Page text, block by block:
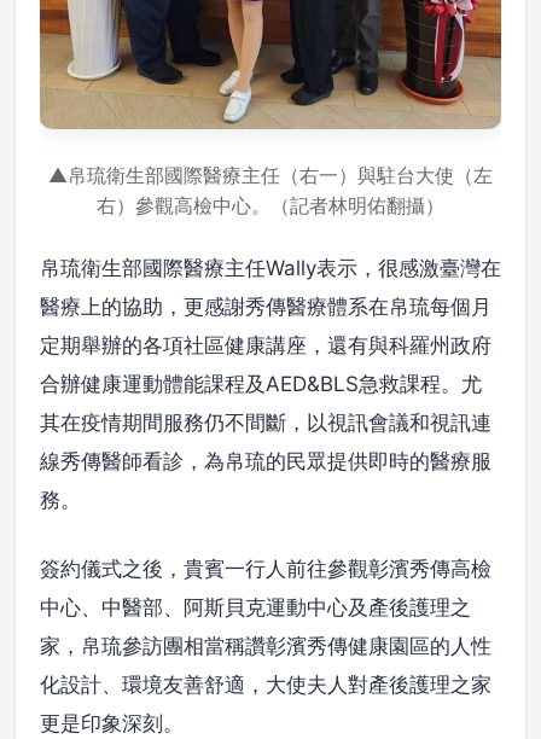
▲帛琉衛生部國際醫療主任（右一）與駐台大使（左
右）參觀高檢中心。（記者林明佑翻攝）
帛琉衛生部國際醫療主任Wally表示，很感激臺灣在
醫療上的協助，更感謝秀傳醫療體系在帛琉每個月
定期舉辦的各項社區健康講座，還有與科羅州政府
合辦健康運動體能課程及AED&BLS急救課程。尤
其在疫情期間服務仍不間斷，以視訊會議和視訊連
線秀傳醫師看診，為帛琉的民眾提供即時的醫療服
務。
簽約儀式之後，貴賓一行人前往參觀彰濱秀傳高檢
中心、中醫部、阿斯貝克運動中心及產後護理之
家，帛琉參訪團相當稱讚彰濱秀傳健康園區的人性
化設計、環境友善舒適，大使夫人對產後護理之家
更是印象深刻。